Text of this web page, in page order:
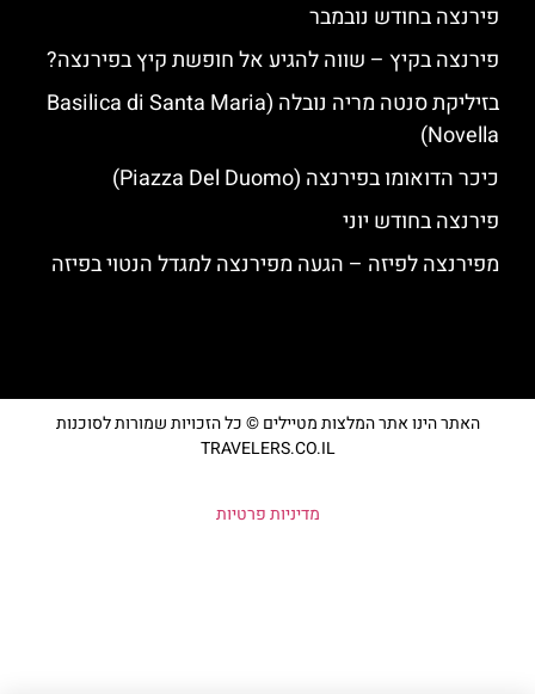
פירנצה בחודש נובמבר
פירנצה בקיץ – שווה להגיע אל חופשת קיץ בפירנצה?
בזיליקת סנטה מריה נובלה (Basilica di Santa Maria
Novella)
כיכר הדואומו בפירנצה (Piazza Del Duomo)
פירנצה בחודש יוני
מפירנצה לפיזה – הגעה מפירנצה למגדל הנטוי בפיזה
האתר הינו אתר המלצות מטיילים © כל הזכויות שמורות לסוכנות
TRAVELERS.CO.IL
מדיניות פרטיות